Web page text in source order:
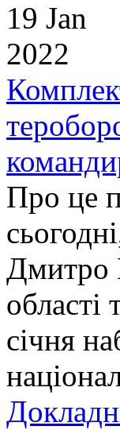
19 Jan
2022
Про це
Дмитро
області
січня